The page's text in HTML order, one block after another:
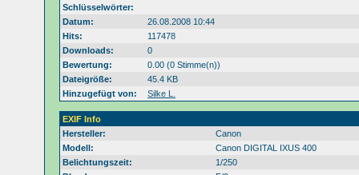
Schlüsselwörter:
Datum:
26.08.2008 10:44
Hits:
117478
Downloads:
0
Bewertung:
0.00 (0 Stimme(n))
Dateigröße:
45.4 KB
Hinzugefügt von:
Silke L.
EXIF Info
Hersteller:
Canon
Modell:
Canon DIGITAL IXUS 400
Belichtungszeit:
1/250